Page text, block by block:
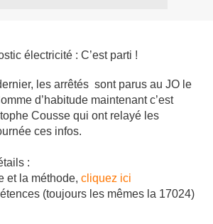
électricité : C’est parti !
les arrêtés sont parus au JO le
d’habitude maintenant c’est
Cousse qui ont relayé les
ces infos.
:
et la méthode, cliquez ici
(toujours les mêmes la 17024)